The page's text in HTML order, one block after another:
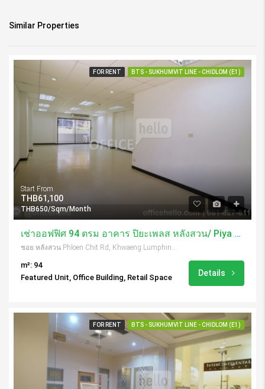
Similar Properties
FOR RENT BTS - SUKHUMVIT LINE - CHIDLOM (E1)
Start From
THB61,100
THB650/Sqm/Month
เช่าออฟฟิศ 94 ตรม อาคาร ปิยะเพลส หลังสวน/ Piya Place Langsuan
m²: 94
Featured Unit, Office Building, Retail Space
Details
FOR RENT BTS - SUKHUMVIT LINE - CHIDLOM (E1)